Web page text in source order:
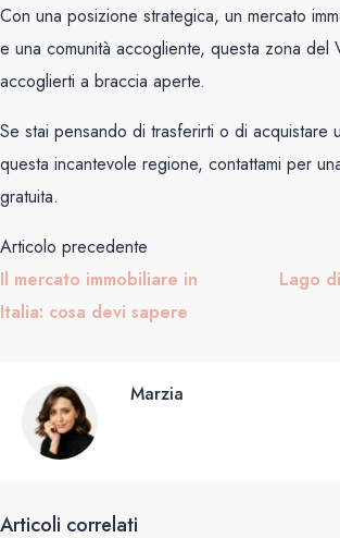
Con una posizione strategica, un mercato
e una comunità accogliente, questa zona del
accoglierti a braccia aperte.
Se stai pensando di trasferirti o di acquistare
questa incantevole regione, contattami per
gratuita.
Articolo precedente
Il mercato immobiliare in
Italia: cosa devi sapere
Lago
Marzia
Articoli correlati